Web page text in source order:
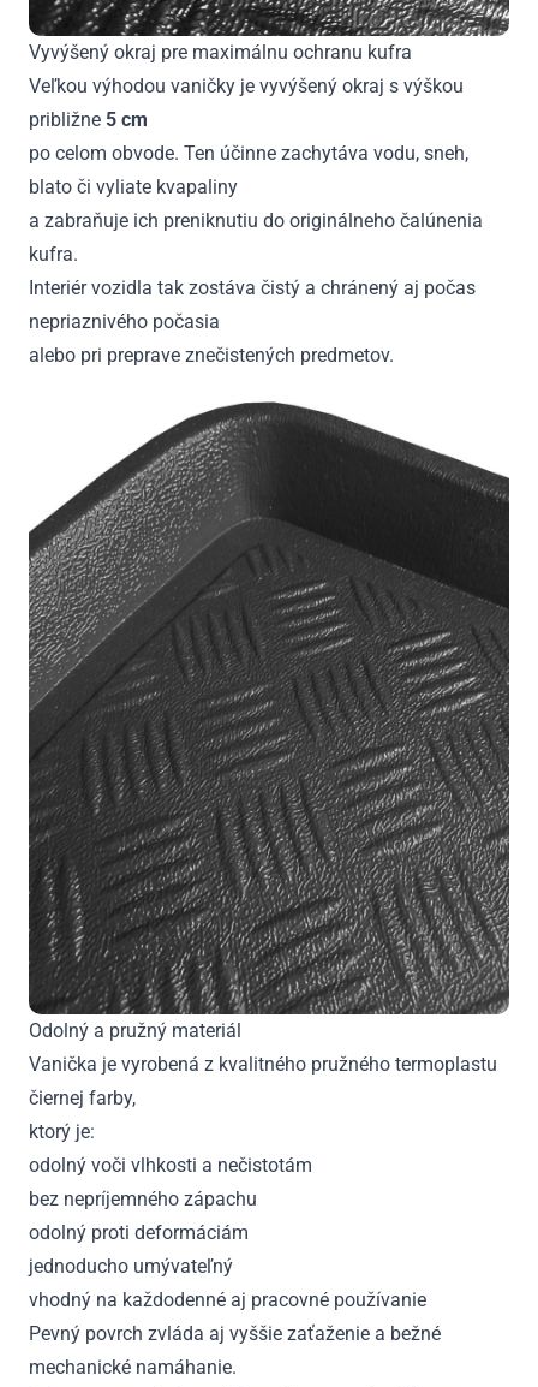
Vyvýšený okraj pre maximálnu ochranu kufra
Veľkou výhodou vaničky je vyvýšený okraj s výškou
približne 5 cm
po celom obvode. Ten účinne zachytáva vodu, sneh,
blato či vyliate kvapaliny
a zabraňuje ich preniknutiu do originálneho čalúnenia
kufra.
Interiér vozidla tak zostáva čistý a chránený aj počas
nepriaznivého počasia
alebo pri preprave znečistených predmetov.
Odolný a pružný materiál
Vanička je vyrobená z kvalitného pružného termoplastu
čiernej farby,
ktorý je:
odolný voči vlhkosti a nečistotám
bez nepríjemného zápachu
odolný proti deformáciám
jednoducho umývateľný
vhodný na každodenné aj pracovné používanie
Pevný povrch zvláda aj vyššie zaťaženie a bežné
mechanické namáhanie.